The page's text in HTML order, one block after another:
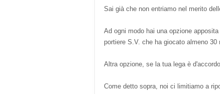
Sai già che non entriamo nel merito
Ad ogni modo hai una opzione
portiere S.V. che ha giocato almeno 30
Altra opzione, se la tua lega è
Come detto sopra, noi ci limitiamo a